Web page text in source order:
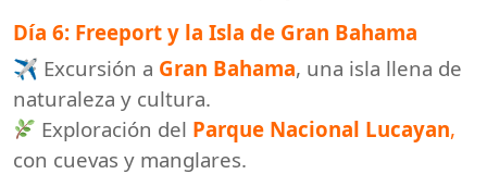
Día 6: Freeport y la Isla de Gran Bahama
✈ Excursión a Gran Bahama, una isla llena de
naturaleza y cultura.
Exploración del Parque Nacional Lucayan,
con cuevas y manglares.